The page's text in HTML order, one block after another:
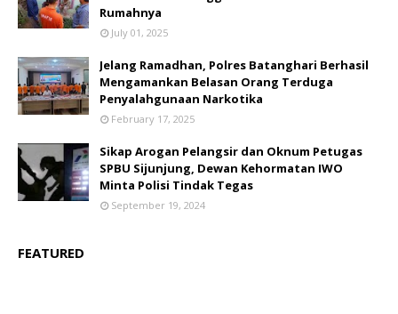
Rumahnya
July 01, 2025
Jelang Ramadhan, Polres Batanghari Berhasil
Mengamankan Belasan Orang Terduga
Penyalahgunaan Narkotika
February 17, 2025
Sikap Arogan Pelangsir dan Oknum Petugas
SPBU Sijunjung, Dewan Kehormatan IWO
Minta Polisi Tindak Tegas
September 19, 2024
FEATURED